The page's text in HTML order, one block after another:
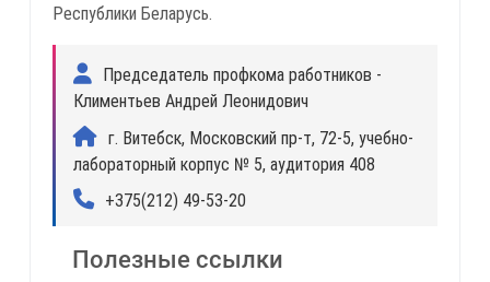
Республики Беларусь.
Председатель профкома работников -
Климентьев Андрей Леонидович
г. Витебск, Московский пр-т, 72-5, учебно-
лабораторный корпус № 5, аудитория 408
+375(212) 49-53-20
Полезные ссылки